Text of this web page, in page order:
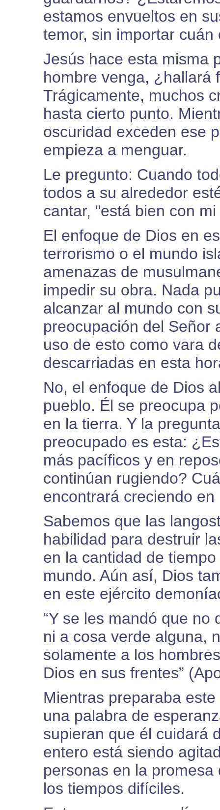
estamos envueltos en
temor, sin importar
Jesús hace esta misma
hombre venga, ¿hallará
Trágicamente, muchos
hasta cierto punto.
oscuridad exceden ese
empieza a menguar.
Le pregunto: Cuando
todos a su alrededor
cantar, "está bien con
El enfoque de Dios en
terrorismo o el mundo
amenazas de
impedir su obra. Nada
alcanzar al mundo con
preocupación del Señor
uso de esto como vara
descarriadas en esta
No, el enfoque de Dios
pueblo. Él se preocupa
en la tierra. Y la
preocupado es esta:
más pacíficos y en
continúan rugiendo?
encontrará creciendo
Sabemos que las
habilidad para destruir
en la cantidad de
mundo. Aún así, Dios
en este ejército
“Y se les mandó que
ni a cosa verde alguna,
solamente a los
Dios en sus frentes”
Mientras preparaba
una palabra de
supieran que él cuidará
entero está siendo
personas en la
los tiempos difíciles.